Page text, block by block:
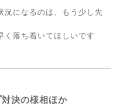
況になるのは、もう少し先
く落ち着いてほしいです
決の様相ほか